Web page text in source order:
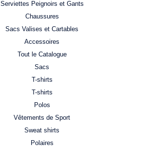
Serviettes Peignoirs et Gants
Chaussures
Sacs Valises et Cartables
Accessoires
Tout le Catalogue
Sacs
T-shirts
T-shirts
Polos
Vêtements de Sport
Sweat shirts
Polaires